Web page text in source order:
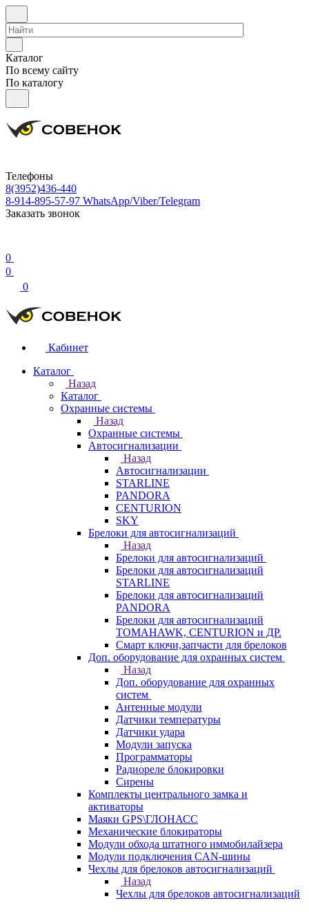
Каталог
По всему сайту
По каталогу
Телефоны
8(3952)436-440
8-914-895-57-97 WhatsApp/Viber/Telegram
Заказать звонок
0
0
0
Кабинет
Каталог
Назад
Каталог
Охранные системы
Назад
Охранные системы
Автосигнализации
Назад
Автосигнализации
STARLINE
PANDORA
CENTURION
SKY
Брелоки для автосигнализаций
Назад
Брелоки для автосигнализаций
Брелоки для автосигнализаций
STARLINE
Брелоки для автосигнализаций
PANDORA
Брелоки для автосигнализаций
TOMAHAWK, CENTURION и ДР.
Смарт ключи,запчасти для брелоков
Доп. оборудование для охранных систем
Назад
Доп. оборудование для охранных
систем
Антенные модули
Датчики температуры
Датчики удара
Модули запуска
Программаторы
Радиореле блокировки
Сирены
Комплекты центрального замка и
активаторы
Маяки GPS\ГЛОНАСС
Механические блокираторы
Модули обхода штатного иммобилайзера
Модули подключения CAN-шины
Чехлы для брелоков автосигнализаций
Назад
Чехлы для брелоков автосигнализаций